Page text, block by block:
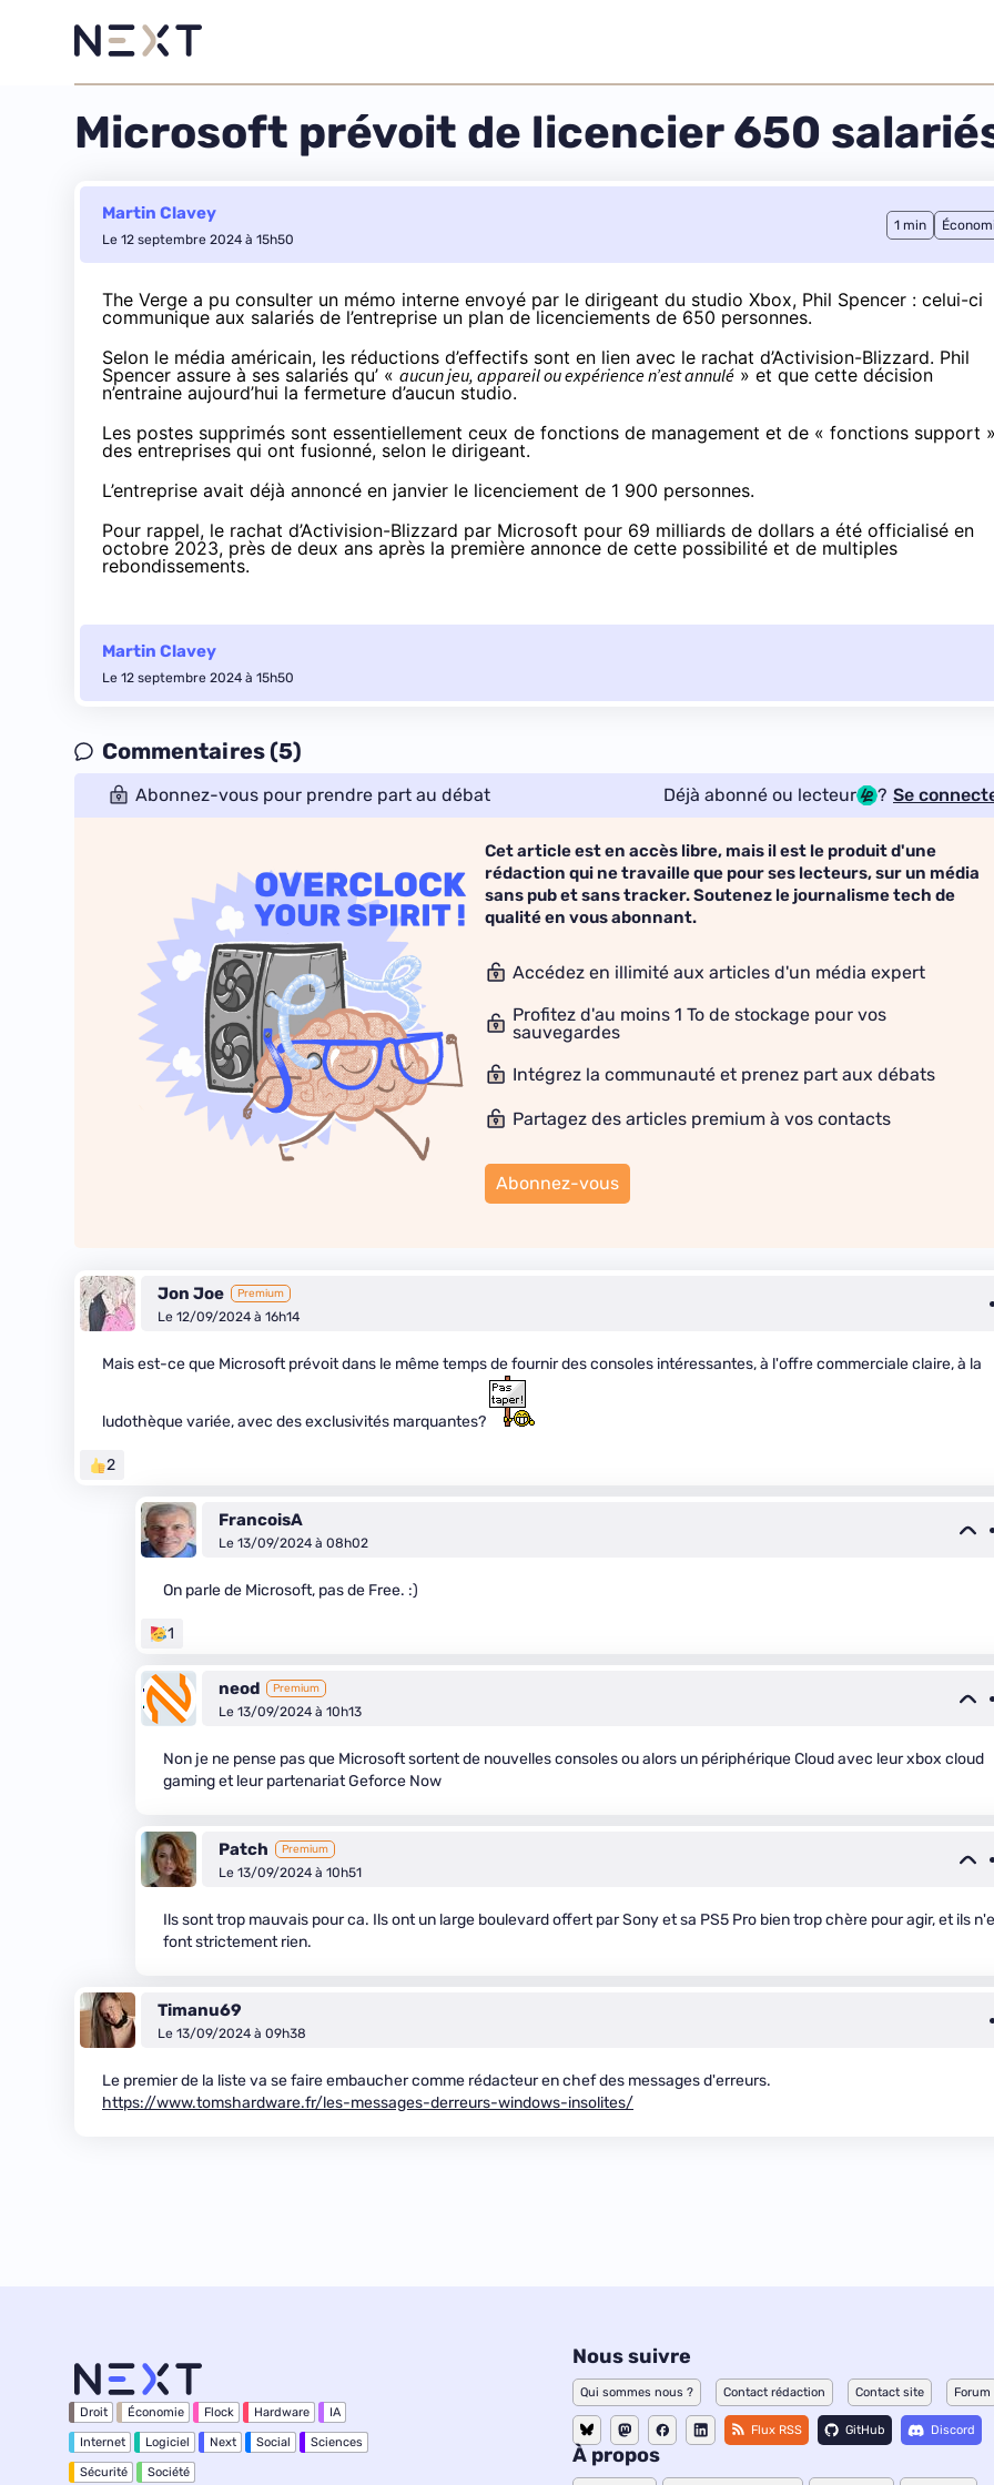
Microsoft prévoit de licencier 650
Martin Clavey
Le 12 septembre 2024 à 15h50
1 min
The Verge a pu consulter un mémo interne envoyé par le dirigeant du studio Xbox, Phil Spencer : celui-ci
communique aux salariés de l’entreprise un plan de licenciements de 650 personnes.
Selon le média américain, les réductions d’effectifs sont en lien avec le rachat d’Activision-Blizzard. Phil
Spencer assure à ses salariés qu’ « aucun jeu, appareil ou expérience n’est annulé » et que cette décision
n’entraine aujourd’hui la fermeture d’aucun studio.
Les postes supprimés sont essentiellement ceux de fonctions de management et de « fonctions support
des entreprises qui ont fusionné, selon le dirigeant.
L’entreprise avait déjà annoncé en janvier le licenciement de 1 900 personnes.
Pour rappel, le rachat d’Activision-Blizzard par Microsoft pour 69 milliards de dollars a été officialisé en
octobre 2023, près de deux ans après la première annonce de cette possibilité et de multiples
rebondissements.
Martin Clavey
Le 12 septembre 2024 à 15h50
Commentaires (5)
Abonnez-vous pour prendre part au débat Déjà abonné ou lecteur ? Se
Cet article est en accès libre, mais il est le produit d'une
rédaction qui ne travaille que pour ses lecteurs, sur un média
sans pub et sans tracker. Soutenez le journalisme tech de
qualité en vous abonnant.
Accédez en illimité aux articles d'un média expert
Profitez d'au moins 1 To de stockage pour vos
sauvegardes
Intégrez la communauté et prenez part aux débats
Partagez des articles premium à vos contacts
Abonnez-vous
Jon Joe Premium
Le 12/09/2024 à 16h14
Mais est-ce que Microsoft prévoit dans le même temps de fournir des consoles intéressantes, à l'offre commerciale claire, à la
ludothèque variée, avec des exclusivités marquantes?
2
FrancoisA
Le 13/09/2024 à 08h02
On parle de Microsoft, pas de Free. :)
1
neod Premium
Le 13/09/2024 à 10h13
Non je ne pense pas que Microsoft sortent de nouvelles consoles ou alors un périphérique Cloud avec leur xbox cloud
gaming et leur partenariat Geforce Now
Patch Premium
Le 13/09/2024 à 10h51
Ils sont trop mauvais pour ca. Ils ont un large boulevard offert par Sony et sa PS5 Pro bien trop chère pour agir, et ils
font strictement rien.
Timanu69
Le 13/09/2024 à 09h38
Le premier de la liste va se faire embaucher comme rédacteur en chef des messages d'erreurs.
https://www.tomshardware.fr/les-messages-derreurs-windows-insolites/
Droit Économie Flock Hardware IA
Internet Logiciel Next Social Sciences
Sécurité Société
Nous suivre
Qui sommes nous ? Contact rédaction Contact site Forum
Flux RSS GitHub Discord
À propos